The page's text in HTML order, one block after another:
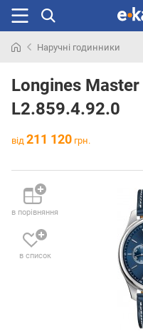
раніше
Наручні годинники
Longines
L2.859.4.92.0
від 211 120 грн.
в порівняння
в список